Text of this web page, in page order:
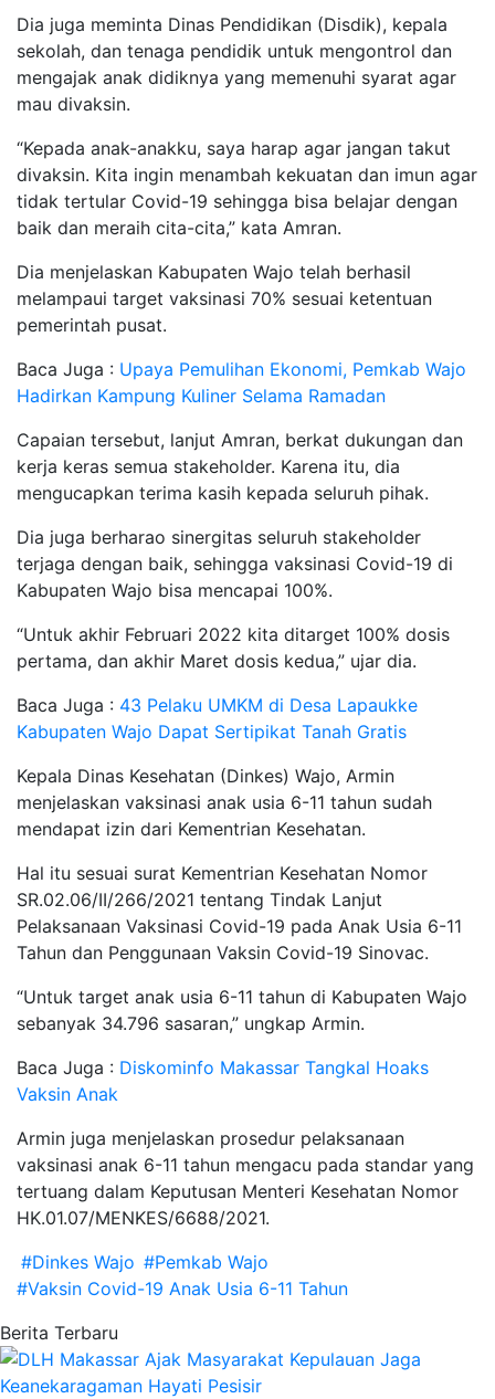
Dia juga meminta Dinas Pendidikan (Disdik), kepala
sekolah, dan tenaga pendidik untuk mengontrol dan
mengajak anak didiknya yang memenuhi syarat agar
mau divaksin.
“Kepada anak-anakku, saya harap agar jangan takut
divaksin. Kita ingin menambah kekuatan dan imun agar
tidak tertular Covid-19 sehingga bisa belajar dengan
baik dan meraih cita-cita,” kata Amran.
Dia menjelaskan Kabupaten Wajo telah berhasil
melampaui target vaksinasi 70% sesuai ketentuan
pemerintah pusat.
Baca Juga : Upaya Pemulihan Ekonomi, Pemkab Wajo
Hadirkan Kampung Kuliner Selama Ramadan
Capaian tersebut, lanjut Amran, berkat dukungan dan
kerja keras semua stakeholder. Karena itu, dia
mengucapkan terima kasih kepada seluruh pihak.
Dia juga berharao sinergitas seluruh stakeholder
terjaga dengan baik, sehingga vaksinasi Covid-19 di
Kabupaten Wajo bisa mencapai 100%.
“Untuk akhir Februari 2022 kita ditarget 100% dosis
pertama, dan akhir Maret dosis kedua,” ujar dia.
Baca Juga : 43 Pelaku UMKM di Desa Lapaukke
Kabupaten Wajo Dapat Sertipikat Tanah Gratis
Kepala Dinas Kesehatan (Dinkes) Wajo, Armin
menjelaskan vaksinasi anak usia 6-11 tahun sudah
mendapat izin dari Kementrian Kesehatan.
Hal itu sesuai surat Kementrian Kesehatan Nomor
SR.02.06/II/266/2021 tentang Tindak Lanjut
Pelaksanaan Vaksinasi Covid-19 pada Anak Usia 6-11
Tahun dan Penggunaan Vaksin Covid-19 Sinovac.
“Untuk target anak usia 6-11 tahun di Kabupaten Wajo
sebanyak 34.796 sasaran,” ungkap Armin.
Baca Juga : Diskominfo Makassar Tangkal Hoaks
Vaksin Anak
Armin juga menjelaskan prosedur pelaksanaan
vaksinasi anak 6-11 tahun mengacu pada standar yang
tertuang dalam Keputusan Menteri Kesehatan Nomor
HK.01.07/MENKES/6688/2021.
#Dinkes Wajo #Pemkab Wajo
#Vaksin Covid-19 Anak Usia 6-11 Tahun
Berita Terbaru